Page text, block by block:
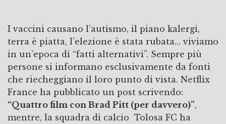
I vaccini causano l’autismo, il piano kalergi,
terra è piatta, l’elezione è stata rubata… viviamo
in un’epoca di “fatti alternativi”. Sempre più
persone si informano esclusivamente da fonti
che riecheggiano il loro punto di vista. Netflix
France ha pubblicato un post scrivendo:
“Quattro film con Brad Pitt (per davvero)”,
mentre, la squadra di calcio Tolosa FC ha